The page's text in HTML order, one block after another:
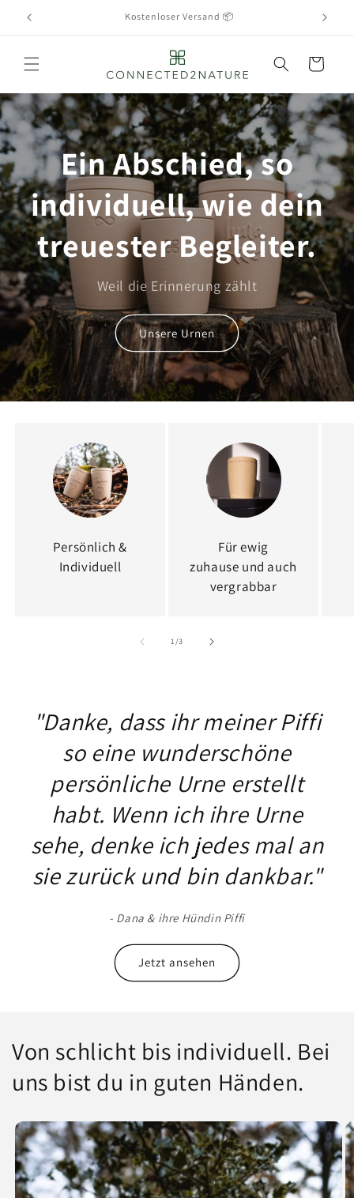
zum
Made in Germany 🇩🇪
Warenkorb
Ein Abschied, so
individuell, wie dein
treuester Begleiter.
Weil die Erinnerung zählt
Unsere Urnen
Persönlich &
Individuell
Für ewig
zuhause und auch
vergrabbar
1/von
3
"Danke, dass ihr meiner Piffi
so eine wunderschöne
persönliche Urne erstellt
habt. Wenn ich ihre Urne
sehe, denke ich jedes mal an
sie zurück und bin dankbar."
- Dana & ihre Hündin Piffi
Jetzt ansehen
Von schlicht bis individuell. Bei
uns bist du in guten Händen.